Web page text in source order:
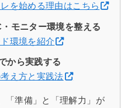
を始める理由はこちら
モニター環境を整える
環境を紹介
から実践する
え方と実践法
「準備」と「理解力」が